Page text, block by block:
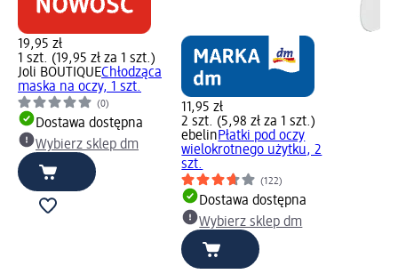
19,95 zł
1 szt. (19,95 zł za 1 szt.)
Joli BOUTIQUEChłodząca
maska na oczy, 1 szt.
(0)
Dostawa dostępna
Wybierz sklep dm
11,95 zł
2 szt. (5,98 zł za 1 szt.)
ebelinPłatki pod oczy
wielokrotnego użytku, 2
szt.
(122)
Dostawa dostępna
Wybierz sklep dm